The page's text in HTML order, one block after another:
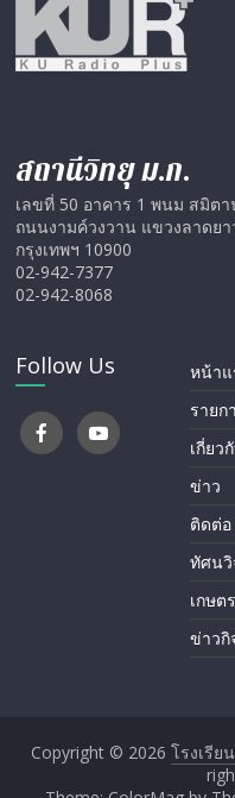
สถานีวิทยุ ม.ก.
เลขที่ 50 อาคาร 1 พนม สมิต
ถนนงามค์วงวาน แขวงลาดยา
กรุงเทพฯ 10900
02-942-7377
02-942-8068
Follow Us
หน้าแ
รายก
เกี่ยว
ข่าว
ติดต่อ
ทัศน
เกษตร
ข่าวกิ
Copyright © 2026 โรงเรี